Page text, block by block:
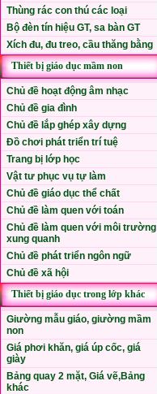
Thùng rác con thú các loại
Bộ đèn tín hiệu GT, sa bàn GT
Xích đu, đu treo, cầu thăng bằng
Thiết bị giáo dục mầm non
Chủ đề hoạt động âm nhạc
Chủ đề gia đình
Chủ đề lắp ghép xây dựng
Đồ chơi phát triển trí tuệ
Trang bị lớp học
Vật tư phục vụ tự làm
Chủ đề giáo dục thể chất
Chủ đề làm quen với toán
Chủ đề làm quen với môi trường
xung quanh
Chủ đề phát triển ngôn ngữ
Chủ đề xã hội
Thiết bị giáo dục trong lớp khác
Giường mẫu giáo, giường mầm
non
Giá phơi khăn, giá úp cốc, giá
giày
Bảng quay 2 mặt, Giá vẽ,Bảng
khác